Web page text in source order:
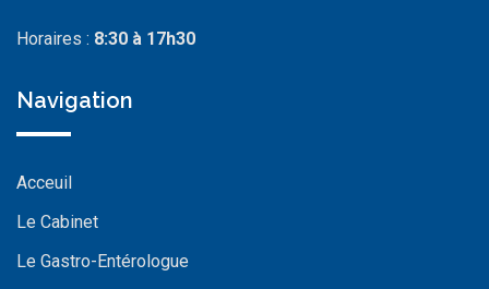
Horaires : 8:30 à 17h30
Navigation
Acceuil
Le Cabinet
Le Gastro-Entérologue